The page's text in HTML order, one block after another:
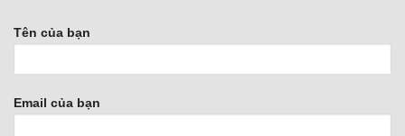
Tên của bạn
Email của bạn